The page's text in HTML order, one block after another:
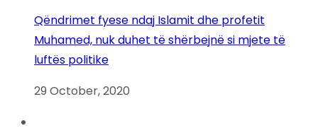
Qëndrimet fyese ndaj Islamit dhe profetit
Muhamed, nuk duhet të shërbejnë si mjete të
luftës politike
29 October, 2020